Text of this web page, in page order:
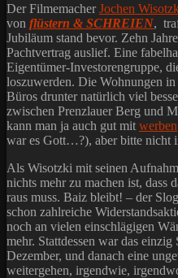
Der FilmemacherJochen
von flüstern & SCHREIEN,
Jubiläum stand bevor. Zehn
Pachtvertrag auslief. Eine
Eigentümer-Investorengruppe,
loszuwerden. Die Wohnungen
Büros drunter natürlich viel
zwischen Prenzlauer Berg und
kann man ja auch gut mit werben
war es Gott…?), aber bitte nicht
Als Wisotzki mit seinen
nichts mehr zu machen ist, dass
raus muss. Baiz bleibt! – der
schon zahlreiche
noch an vielen einschlägigen
mehr. Stattdessen war das
Dezember, und danach eine
weitergehen, irgendwie,